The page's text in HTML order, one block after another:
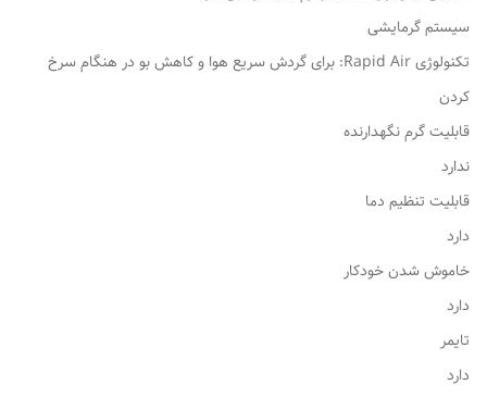
سیستم گرمایشی
تکنولوژی Rapid Air: برای گردش سریع هوا و کاهش بو در هنگام سرخ
کردن
قابلیت گرم نگهدارنده
ندارد
قابلیت تنظیم دما
دارد
خاموش شدن خودکار
دارد
تایمر
دارد